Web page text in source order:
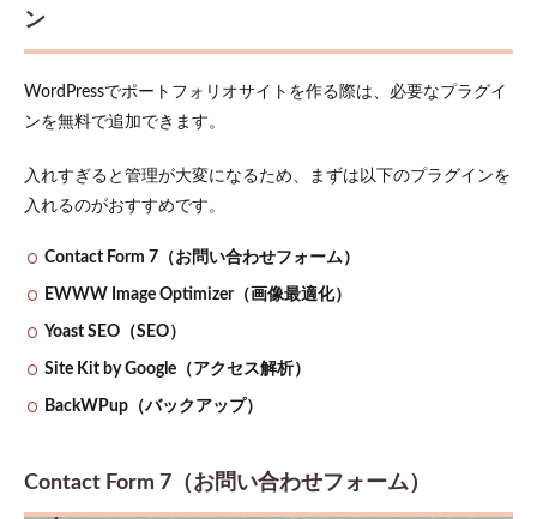
ン
WordPressでポートフォリオサイトを作る際は、必要なプラグイ
ンを無料で追加できます。
入れすぎると管理が大変になるため、まずは以下のプラグインを
入れるのがおすすめです。
Contact Form 7（お問い合わせフォーム）
EWWW Image Optimizer（画像最適化）
Yoast SEO（SEO）
Site Kit by Google（アクセス解析）
BackWPup（バックアップ）
Contact Form 7（お問い合わせフォーム）